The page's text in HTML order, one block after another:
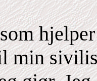
min